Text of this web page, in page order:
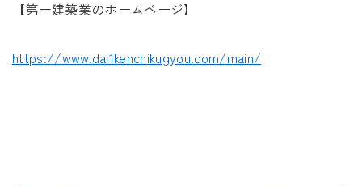
【第一建築業のホームページ】
https://www.dai1kenchikugyou.com/main/